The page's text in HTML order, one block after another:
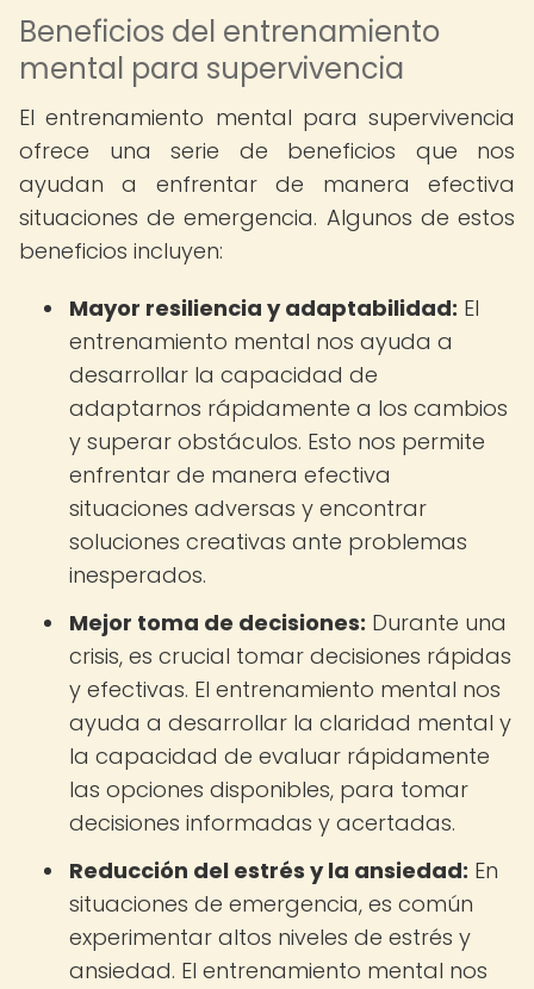
Beneficios del entrenamiento
mental para supervivencia
El entrenamiento mental para supervivencia
ofrece una serie de beneficios que nos
ayudan a enfrentar de manera efectiva
situaciones de emergencia. Algunos de estos
beneficios incluyen:
Mayor resiliencia y adaptabilidad: El
entrenamiento mental nos ayuda a
desarrollar la capacidad de
adaptarnos rápidamente a los cambios
y superar obstáculos. Esto nos permite
enfrentar de manera efectiva
situaciones adversas y encontrar
soluciones creativas ante problemas
inesperados.
Mejor toma de decisiones: Durante una
crisis, es crucial tomar decisiones rápidas
y efectivas. El entrenamiento mental nos
ayuda a desarrollar la claridad mental y
la capacidad de evaluar rápidamente
las opciones disponibles, para tomar
decisiones informadas y acertadas.
Reducción del estrés y la ansiedad: En
situaciones de emergencia, es común
experimentar altos niveles de estrés y
ansiedad. El entrenamiento mental nos